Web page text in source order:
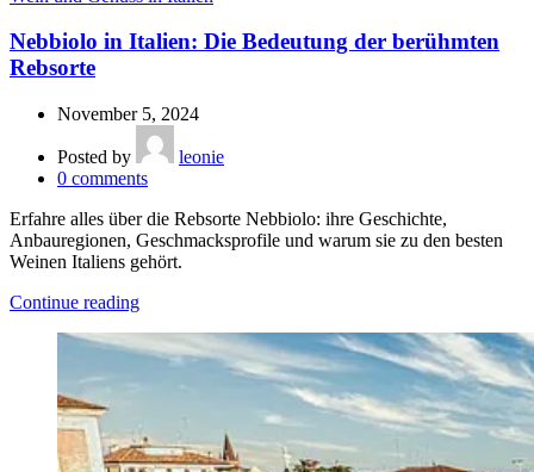
Nebbiolo in Italien: Die Bedeutung der berühmten
Rebsorte
November 5, 2024
Posted by
leonie
0 comments
Erfahre alles über die Rebsorte Nebbiolo: ihre Geschichte,
Anbauregionen, Geschmacksprofile und warum sie zu den besten
Weinen Italiens gehört.
Continue reading